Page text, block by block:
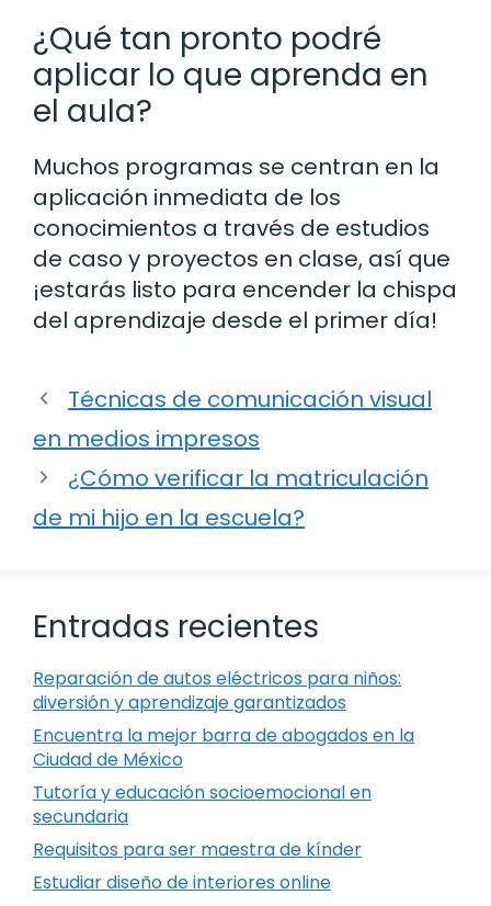
¿Qué tan pronto podré
aplicar lo que aprenda en
el aula?
Muchos programas se centran en la
aplicación inmediata de los
conocimientos a través de estudios
de caso y proyectos en clase, así que
¡estarás listo para encender la chispa
del aprendizaje desde el primer día!
Técnicas de comunicación visual
en medios impresos
¿Cómo verificar la matriculación
de mi hijo en la escuela?
Entradas recientes
Reparación de autos eléctricos para niños:
diversión y aprendizaje garantizados
Encuentra la mejor barra de abogados en la
Ciudad de México
Tutoría y educación socioemocional en
secundaria
Requisitos para ser maestra de kínder
Estudiar diseño de interiores online